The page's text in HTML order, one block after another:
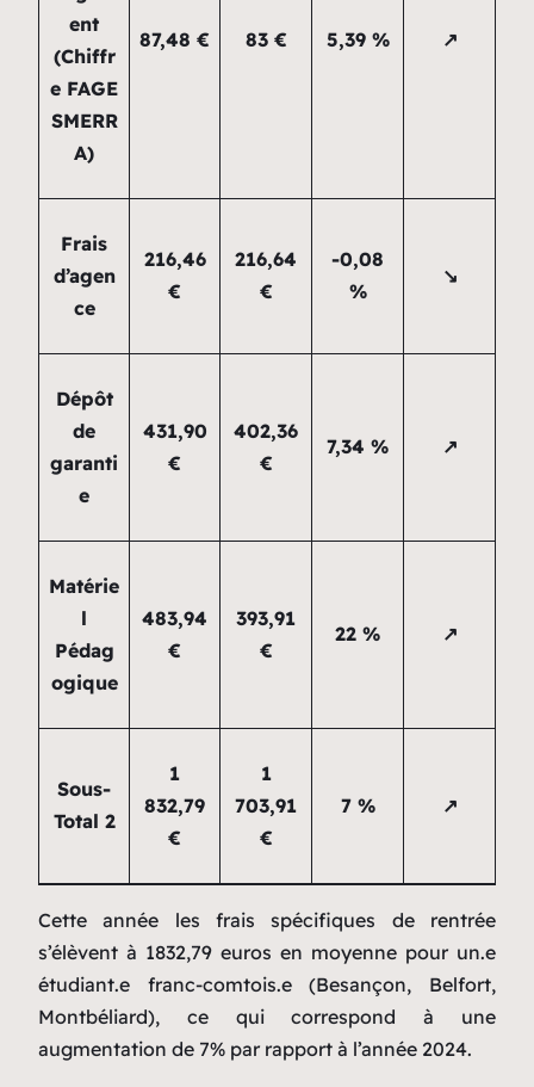
ent
(Chiffr
e FAGE
SMERR
A)
87,48 € 83 € 5,39 % ↗
Frais
d’agen
ce
216,46
€
216,64
€
-0,08
%
↘
Dépôt
de
garanti
e
431,90
€
402,36
€
7,34 % ↗
Matérie
l
Pédag
ogique
483,94
€
393,91
€
22 % ↗
Sous-
Total 2
1
832,79
€
1
703,91
€
7 % ↗
Cette année les frais spécifiques de rentrée
s’élèvent à 1832,79 euros en moyenne pour un.e
étudiant.e franc-comtois.e (Besançon, Belfort,
Montbéliard), ce qui correspond à une
augmentation de 7% par rapport à l’année 2024.